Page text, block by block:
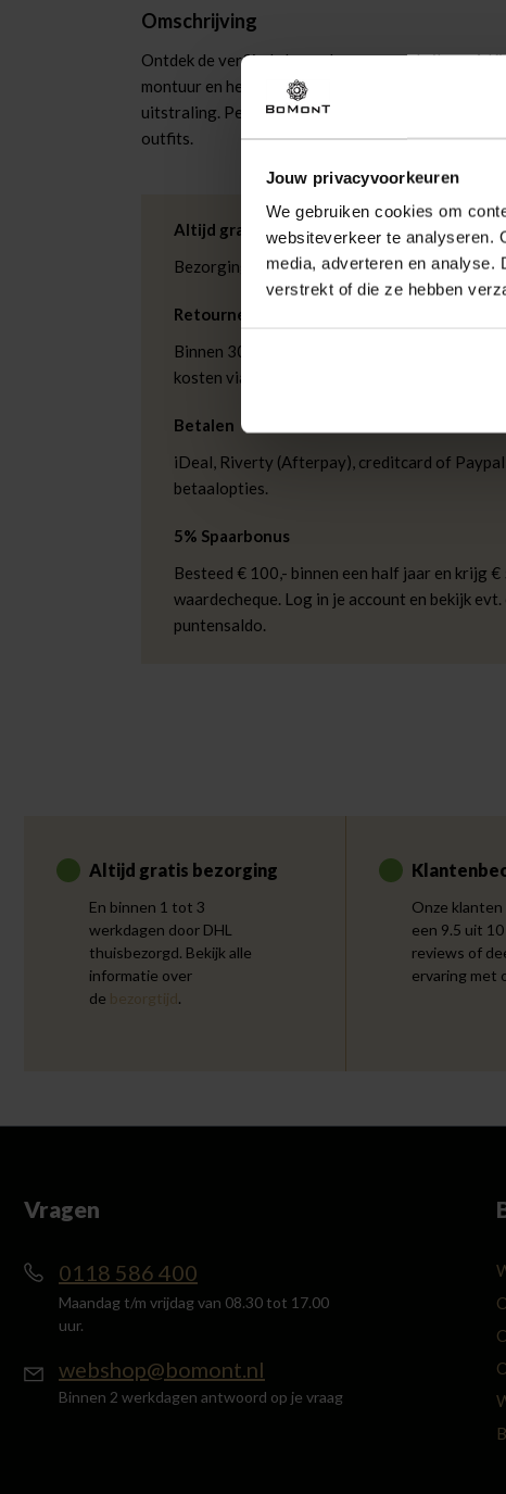
Jouw privacyvoorkeuren
We gebruiken cookies om
websiteverkeer te analyseren.
media, adverteren en analyse.
verstrekt of die ze hebben
Omschrijving
Ontdek de verfijnde kaws dames zonnebril van A
montuur en heldere glazen biedt deze bril niet
uitstraling. Perfect voor elke gelegenheid en
outfits.
Altijd gratis bezorging
Bezorging is altijd gratis, binnen 1-3
Retourneren
Binnen 30 dagen eenvoudig retourneren via
kosten via PostNL. In de Bomont winkels
Betalen
iDeal, Riverty (Afterpay), creditcard of
betaalopties.
5% Spaarbonus
Besteed € 100,- binnen een half jaar en krijg
waardecheque. Log in je account en bekijk
puntensaldo.
Altijd gratis bezorging
En binnen 1 tot 3
werkdagen door DHL
thuisbezorgd. Bekijk alle
informatie over
de bezorgtijd.
Onze
een 9.5 uit
reviews of
ervaring met
Vragen
0118 586 400
Maandag t/m vrijdag van 08.30 tot 17.00
uur.
webshop@bomont.nl
Binnen 2 werkdagen antwoord op je vraag